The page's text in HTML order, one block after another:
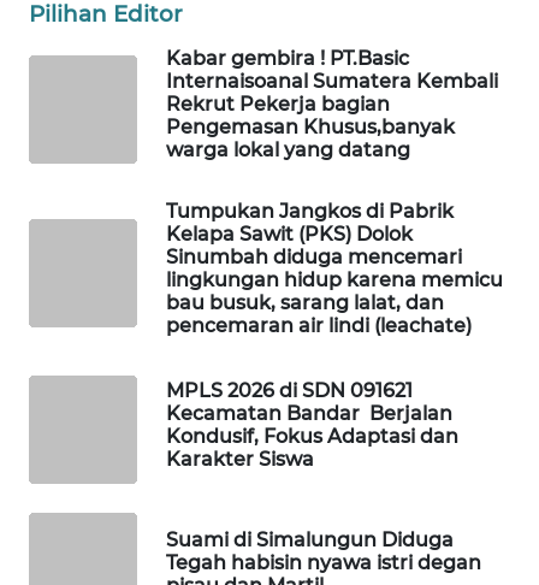
Pilihan Editor
Kabar gembira ! PT.Basic
Internaisoanal Sumatera Kembali
Rekrut Pekerja bagian
Pengemasan Khusus,banyak
warga lokal yang datang
Tumpukan Jangkos di Pabrik
Kelapa Sawit (PKS) Dolok
Sinumbah diduga mencemari
lingkungan hidup karena memicu
bau busuk, sarang lalat, dan
pencemaran air lindi (leachate)
MPLS 2026 di SDN 091621
Kecamatan Bandar Berjalan
Kondusif, Fokus Adaptasi dan
Karakter Siswa
Suami di Simalungun Diduga
Tegah habisin nyawa istri degan
WAHANA
Network
KONSUMEN